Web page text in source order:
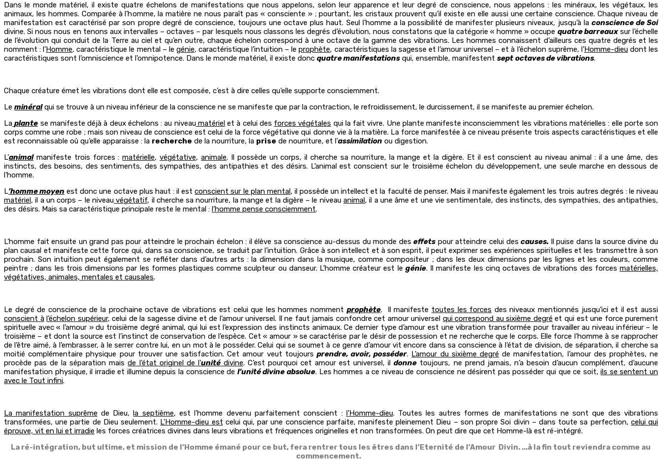
Dans le monde matériel, il existe quatre échelons de manifestations que nous appelons, selon leur apparence et leur degré de conscience, nous appelons : les minéraux, les végétaux, les
animaux, les hommes. Comparée à l’homme, la matière ne nous paraît pas « consciente » ; pourtant, les cristaux prouvent qu’il existe en elle aussi une certaine conscience. Chaque niveau de
manifestation est caractérisé par son propre degré de conscience, toujours une octave plus haut. Seul l’homme a la possibilité de manifester plusieurs niveaux, jusqu’à la conscience de Soi
divine. Si nous nous en tenons aux intervalles – octaves – par lesquels nous classons les degrés d’évolution, nous constatons que la catégorie « homme » occupe quatre barreauxsur l’échelle
de l’évolution qui conduit de la Terre au ciel et qu’en outre, chaque échelon correspond à une octave de la gamme des vibrations. Les hommes connaissent d’ailleurs ces quatre degrés et les
nomment : l’Homme, caractéristique le mental – le génie, caractéristique l’intuition – leprophète, caractéristiques la sagesse et l’amour universel – et à l’échelon suprême, l’Homme-dieudont les
caractéristiques sont l’omniscience et l’omnipotence. Dans le monde matériel, il existe donc quatre manifestations qui, ensemble, manifestent sept octaves de vibrations.
Chaque créature émet les vibrations dont elle est composée, c’est à dire celles qu’elle supporte consciemment.
Le minéralqui se trouve à un niveau inférieur de la conscience ne se manifeste que par la contraction, le refroidissement, le durcissement, il se manifeste au premier échelon.
La plante se manifeste déjà à deux échelons : au niveaumatérielet à celui des forces végétales qui la fait vivre. Une plante manifeste inconsciemment les vibrations matérielles : elle porte son
corps comme une robe ; mais son niveau de conscience est celui de la force végétative qui donne vie à la matière. La force manifestée à ce niveau présente trois aspects caractéristiques et elle
est reconnaissable où qu’elle apparaisse : la recherche de la nourriture, la prise de nourriture, et l’assimilation ou digestion.
L’animalmanifeste trois forces :matérielle,végétative, animale. Il possède un corps, il cherche sa nourriture, la mange et la digère. Et il est conscient au niveau animal : il a une âme, des
instincts, des besoins, des sentiments, des sympathies, des antipathies et des désirs. L’animal est conscient sur le troisième échelon du développement, une seule marche en dessous de
l’homme.
L’homme moyen est donc une octave plus haut : il estconscient sur le plan mental, il possède un intellect et la faculté de penser. Mais il manifeste également les trois autres degrés : le niveau
matériel, il a un corps – le niveau végétatif, il cherche sa nourriture, la mange et la digère – le niveauanimal, il a une âme et une vie sentimentale, des instincts, des sympathies, des antipathies,
des désirs. Mais sa caractéristique principale reste le mental : l’homme pense consciemment.
L’homme fait ensuite un grand pas pour atteindre le prochain échelon : il élève sa conscience au-dessus du monde deseffets pour atteindre celui descauses. Il puise dans la source divine du
plan causal et manifeste cette force qui, dans sa conscience, se traduit par l’intuition. Grâce à son intellect et à son esprit, il peut exprimer ses expériences spirituelles et les transmettre à son
prochain. Son intuition peut également se refléter dans d’autres arts : la dimension dans la musique, comme compositeur ; dans les deux dimensions par les lignes et les couleurs, comme
peintre ; dans les trois dimensions par les formes plastiques comme sculpteur ou danseur. L’homme créateur est le génie. Il manifeste les cinq octaves de vibrations des forcesmatérielles,
végétatives, animales, mentales et causales.
Le degré de conscience de la prochaine octave de vibrations est celui que les hommes nomment prophète. Il manifeste toutes les forces des niveaux mentionnés jusqu’ici et il est aussi
conscient à l’échelon supérieur, celui de la sagesse divine et de l’amour universel. Il ne faut jamais confondre cet amour universel qui correspond au sixième degré et qui est une force purement
spirituelle avec « l’amour » du troisième degré animal, qui lui est l’expression des instincts animaux. Ce dernier type d’amour est une vibration transformée pour travailler au niveau inférieur – le
troisième – et dont la source est l’instinct de conservation de l’espèce. Cet « amour » se caractérise par le désir de possession et ne recherche que le corps. Elle force l’homme à se rapprocher
de l’être aimé, à l’embrasser, à le serrer contre lui, en un mot à le posséder. Celui qui se soumet à ce genre d’amour vit encore dans sa conscience à l’état de division, de séparation, il cherche sa
moitié complémentaire physique pour trouver une satisfaction. Cet amour veut toujours prendre, avoir, posséder. L’amour du sixième degré de manifestation, l’amour des prophètes, ne
procède pas de la séparation maisde l’état originel de l’unitédivine. C’est pourquoi cet amour est universel, ildonne toujours, ne prend jamais, n’a besoin d’aucun complément, d’aucune
manifestation physique, il irradie et illumine depuis la conscience de l’unité divine absolue. Les hommes a ce niveau de conscience ne désirent pas posséder qui que ce soit,ils se sentent un
avec le Tout infini.
La manifestation suprême de Dieu,la septième, est l’homme devenu parfaitement conscient : l’Homme-dieu. Toutes les autres formes de manifestations ne sont que des vibrations
transformées, une partie de Dieu seulement. L’Homme-dieu est celui qui, par une conscience parfaite, manifeste pleinement Dieu – son propre Soi divin – dans toute sa perfection, celui qui
éprouve, vit en lui et irradie les forces créatrices divines dans leurs vibrations et fréquences originelles et non transformées. On peut dire que cet Homme-là est ré-intégré.
La ré-intégration, but ultime, et mission de l’Homme émané pour ce but, fera rentrer tous les êtres dans l’Eternité de l’Amour Divin. ...à la fin tout reviendra comme au
commencement.